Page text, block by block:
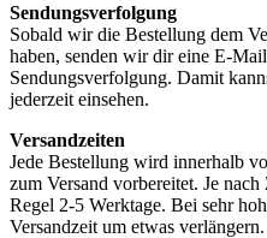
Sendungsverfolgung
Sobald wir die Bestellung dem
haben, senden wir dir eine E-
Sendungsverfolgung. Damit
jederzeit einsehen.
Versandzeiten
Jede Bestellung wird innerhalb
zum Versand vorbereitet. Je
Regel 2-5 Werktage. Bei sehr
Versandzeit um etwas verlängern.